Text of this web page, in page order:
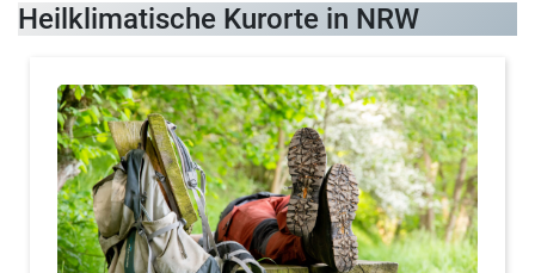
Heil­kli­ma­ti­sche Kur­or­te in NRW